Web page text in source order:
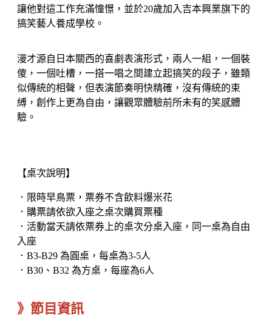
讓他對這工作充滿憧憬，並於20歲加入吉本興業旗下的
搞笑藝人養成學校。
漫才源自日本關西的喜劇表演形式，兩人一組，一個裝
傻，一個吐槽，一搭一唱之間建立起搞笑的段子，雖類
似傳統的相聲，但表演節奏明快精確，沒有傳統的束
縛，創作上更為自由，讓觀眾體驗前所未有的笑感體
驗。
【桌次說明】
．限時早鳥票，票券不含飲料爆米花
．購票請依欲入座之桌次購買票種
．活動當天請依票券上的桌次分桌入座，同一桌為自由
入座
．B3-B29 為圓桌，每桌為3-5人
．B30、B32 為方桌，每座為6人
》節目資訊